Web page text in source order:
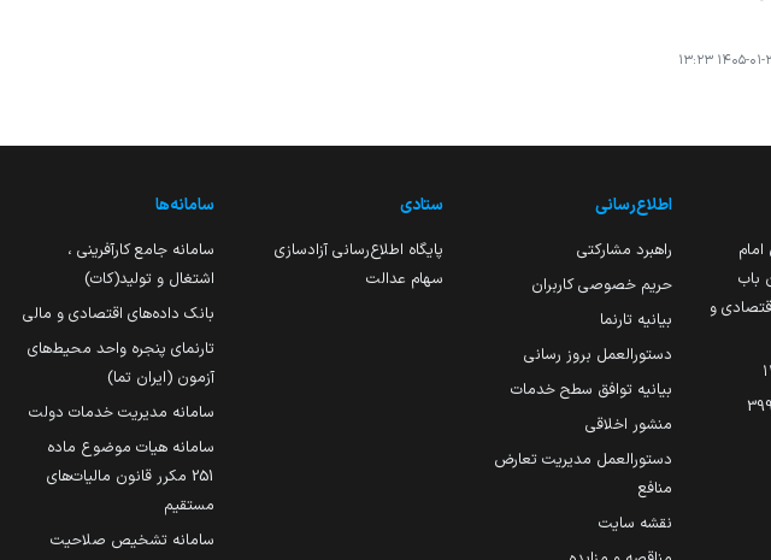
۰۱-۳۱ ۱۳:۲۳
باب
و
اطلاع‌رسانی
راهبرد مشارکتی
حریم خصوصی کاربران
بیانیه تارنما
دستورالعمل بروز رسانی
بیانیه توافق سطح خدمات
منشور اخلاقی
دستورالعمل مدیریت تعارض
منافع
نقشه سایت
ستادی
پایگاه اطلاع‌رسانی آزادسازی
سهام عدالت
سامانه‌ها
سامانه جامع کارآفرینی ،
اشتغال و تولید(کات)
بانک داده‌های اقتصادی و مالی
تارنمای پنجره واحد محیط‌های
آزمون (ایران تما)
سامانه مدیریت خدمات دولت
سامانه هیات موضوع ماده
251 مکرر قانون مالیات‌های
مستقیم
سامانه تشخیص صلاحیت